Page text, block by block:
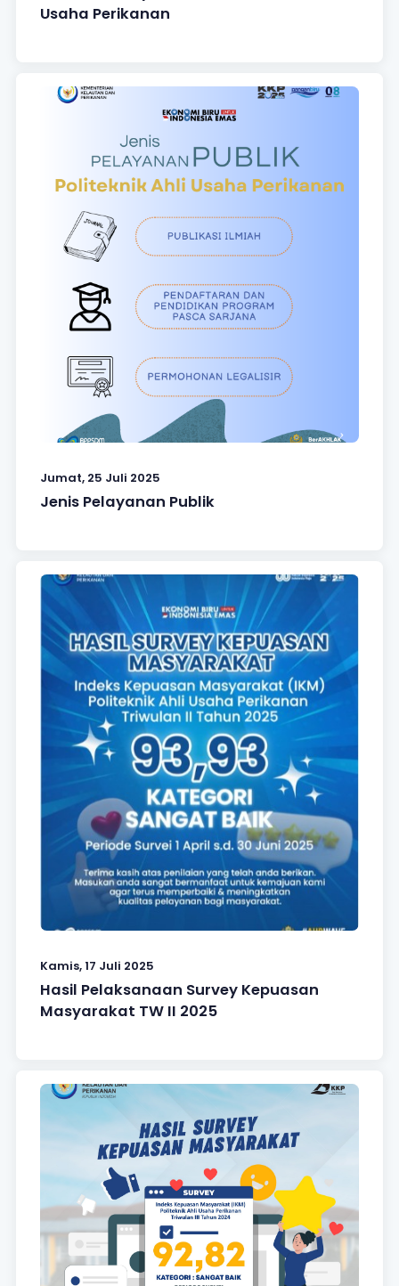
Usaha Perikanan
Jumat, 25 Juli 2025
Jenis Pelayanan Publik
Kamis, 17 Juli 2025
Hasil Pelaksanaan Survey Kepuasan
Masyarakat TW II 2025